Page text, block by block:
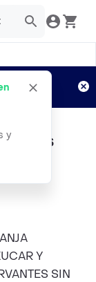
y
TyC
Blas
Y
SIN